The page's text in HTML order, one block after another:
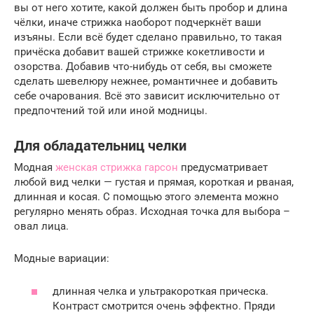
вы от него хотите, какой должен быть пробор и длина
чёлки, иначе стрижка наоборот подчеркнёт ваши
изъяны. Если всё будет сделано правильно, то такая
причёска добавит вашей стрижке кокетливости и
озорства. Добавив что-нибудь от себя, вы сможете
сделать шевелюру нежнее, романтичнее и добавить
себе очарования. Всё это зависит исключительно от
предпочтений той или иной модницы.
Для обладательниц челки
Модная женская стрижка гарсон предусматривает
любой вид челки — густая и прямая, короткая и рваная,
длинная и косая. С помощью этого элемента можно
регулярно менять образ. Исходная точка для выбора –
овал лица.
Модные вариации:
длинная челка и ультракороткая прическа.
Контраст смотрится очень эффектно. Пряди